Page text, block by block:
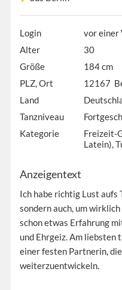
Login
vor einer
Alter
30
Größe
184 cm
PLZ, Ort
12167
Land
Tanzniveau
Kategorie
Freizeit-
Latein),
Anzeigentext
Ich habe richtig Lust aufs
sondern auch, um
schon etwas Erfahrung
und Ehrgeiz. Am liebsten
einer festen Partnerin,
weiterzuentwickeln.